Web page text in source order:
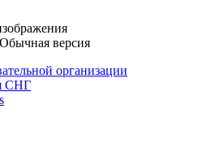
Обычная версия
организации
СНГ